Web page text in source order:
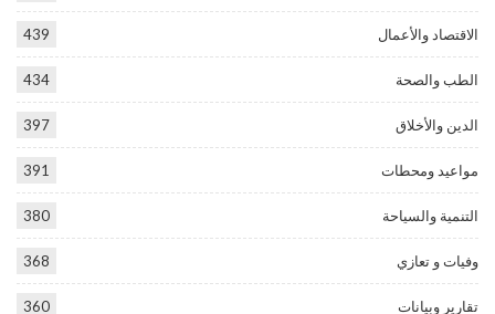
الاقتصاد والأعمال 439
الطب والصحة 434
الدين والأخلاق 397
مواعيد ومحطات 391
التنمية والسياحة 380
وفيات و تعازي 368
تقارير وبيانات 360